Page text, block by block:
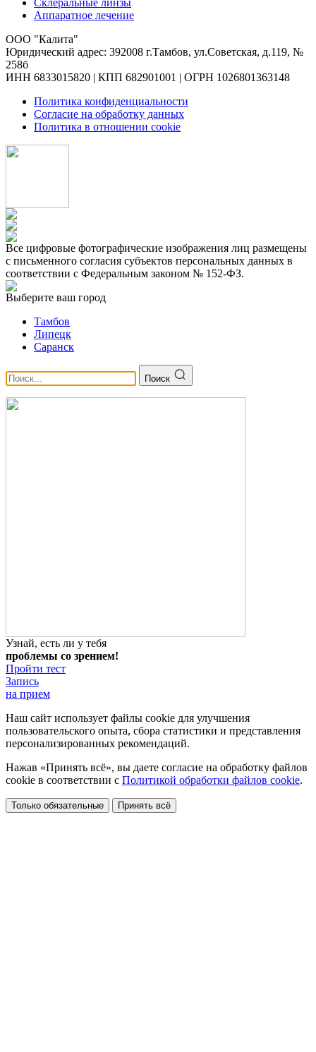
Аппаратное лечение
ООО "Калита"
Юридический адрес: 392008 г.Тамбов, ул.Советская, д.119, №
258б
ИНН 6833015820 | КПП 682901001 | ОГРН 1026801363148
Политика конфиденциальности
Согласие на обработку данных
Политика в отношении cookie
Все цифровые фотографические изображения лиц размещены
с письменного согласия субъектов персональных данных в
соответствии с Федеральным законом № 152-ФЗ.
Выберите ваш город
Тамбов
Липецк
Саранск
Поиск
Узнай, есть ли у тебя
проблемы со зрением!
Пройти тест
Запись
на прием
Наш сайт использует файлы cookie для улучшения
пользовательского опыта, сбора статистики и представления
персонализированных рекомендаций.
Нажав «Принять всё», вы даете согласие на обработку файлов
cookie в соответствии с Политикой обработки файлов cookie.
Только обязательные Принять всё